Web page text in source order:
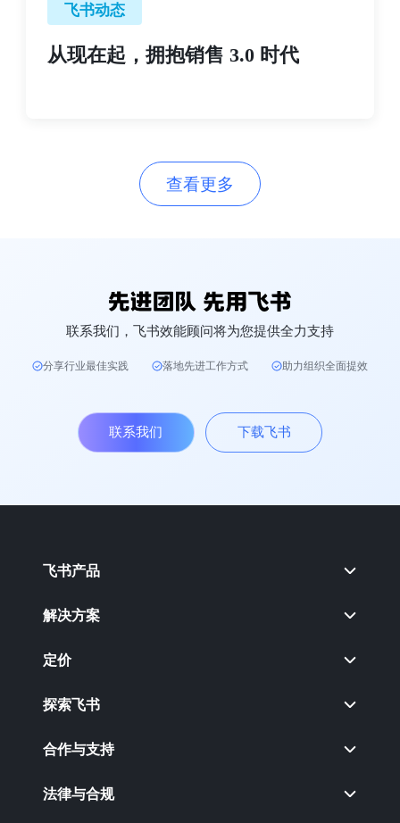
飞书动态
从现在起，拥抱销售 3.0 时代
查看更多
联系我们，飞书效能顾问将为您提供全力支持
分享行业最佳实践 落地先进工作方式 助力组织全面提效
联系我们 下载飞书
飞书产品
解决方案
定价
探索飞书
合作与支持
法律与合规